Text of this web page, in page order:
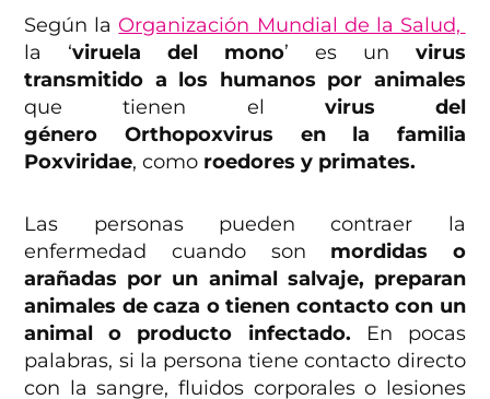
Según la Organización Mundial de la Salud,
la ‘viruela del mono’ es un virus
transmitido a los humanos por animales
que tienen el virus del
género Orthopoxvirus en la familia
Poxviridae, como roedores y primates.
Las personas pueden contraer la
enfermedad cuando son mordidas o
arañadas por un animal salvaje, preparan
animales de caza o tienen contacto con un
animal o producto infectado. En pocas
palabras, si la persona tiene contacto directo
con la sangre, fluidos corporales o lesiones